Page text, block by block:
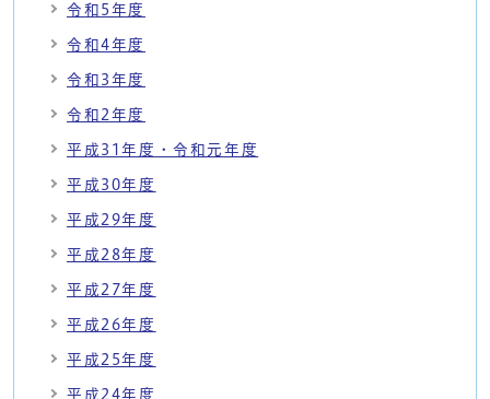
令和5年度
令和4年度
令和3年度
令和2年度
平成31年度・令和元年度
平成30年度
平成29年度
平成28年度
平成27年度
平成26年度
平成25年度
平成24年度